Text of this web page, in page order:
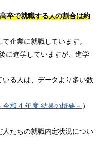
高卒で就職する人の割合は約
企業に就職しています。
に進学していますが、進学
いる人は、データより多い数
令和 4 年度 結果の概要－ ）
人たちの就職内定状況につい